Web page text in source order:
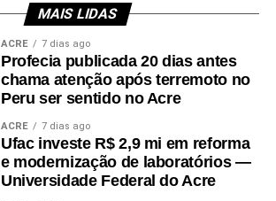
deputados aprovaram reajustes a
e do Senado Foto: Carlos
MAIS LIDAS
ACRE 7 dias ago
Profecia publicada 20 dias antes
chama atenção após terremoto no
Peru ser sentido no Acre
ACRE 7 dias ago
Ufac investe R$ 2,9 mi em reforma
e modernização de laboratórios —
Universidade Federal do Acre